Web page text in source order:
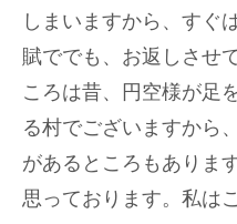
しまいますから、すぐ
賦ででも、お返しさせ
ころは昔、円空様が足
る村でございますから
があるところもありま
思っております。私は